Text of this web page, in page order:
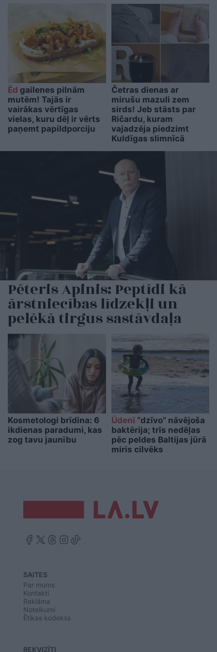
Ēd gailenes pilnām
mutēm! Tajās ir
vairākas vērtīgas
vielas, kuru dēļ ir vērts
paņemt papildporciju
Četras dienas ar
mirušu mazuli zem
sirds! Jeb stāsts par
Ričardu, kuram
vajadzēja piedzimt
Kuldīgas slimnīcā
Pēteris Apinis: Peptīdi kā
ārstniecības līdzekļi un
pelēkā tirgus sastāvdaļa
Kosmetologi brīdina: 6
ikdienas paradumi, kas
zog tavu jaunību
Ūdenī“dzīvo” nāvējoša
baktērija; trīs nedēļas
pēc peldes Baltijas jūrā
miris cilvēks
SAITES
Par mums
Kontakti
Reklāma
Noteikumi
Ētikas kodekss
REKVIZĪTI